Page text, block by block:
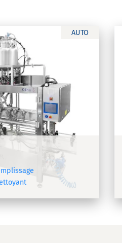
AUTO
autonome pour tous
- VSA
DÉCOUVRIR